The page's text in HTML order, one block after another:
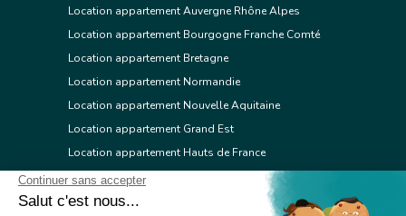
Location appartement Auvergne Rhône Alpes
Location appartement Bourgogne Franche Comté
Location appartement Bretagne
Location appartement Normandie
Location appartement Nouvelle Aquitaine
Location appartement Grand Est
Location appartement Hauts de France
Location appartement Ile de France
Location appartement Centre Val de Loire